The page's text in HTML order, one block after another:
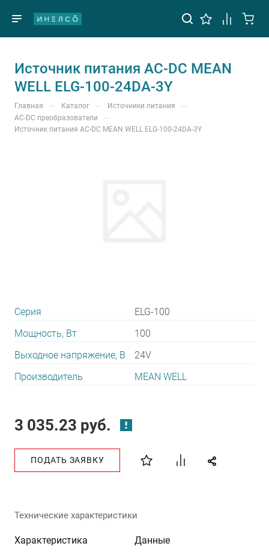
Источник питания AC-DC MEAN
WELL ELG-100-24DA-3Y
Главная — Каталог — Источники питания —
AC-DC преобразователи —
Источник питания AC-DC MEAN WELL ELG-100-24DA-3Y
Серия
ELG-100
Мощность, Вт
100
Выходное напряжение, В
24V
Производитель
MEAN WELL
3 035.23 руб.
ПОДАТЬ ЗАЯВКУ
Технические характеристики
Характеристика Данные